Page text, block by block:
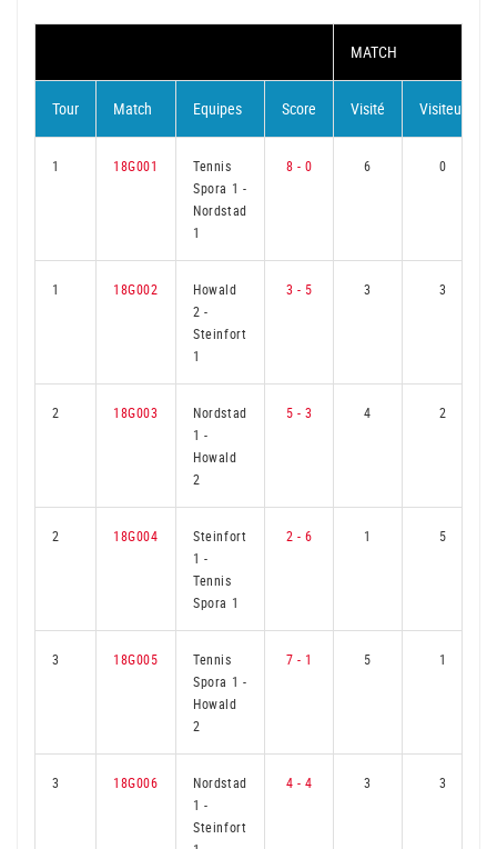
MATCH
Tour Match Equipes Score Visité Visiteur
1 18G001
Tennis
Spora 1 -
Nordstad
1
8 - 0 6 0
1 18G002
Howald
2-
Steinfort
1
3 - 5 3 3
2 18G003
Nordstad
1-
Howald
2
5 - 3 4 2
2 18G004
Steinfort
1-
Tennis
Spora 1
2 - 6 1 5
3 18G005
Tennis
Spora 1 -
Howald
2
7 - 1 5 1
3 18G006
Nordstad
1-
Steinfort
4 - 4 3 3